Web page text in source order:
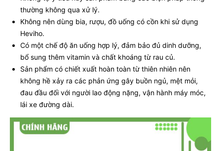
thường không qua xử lý.
Không nên dùng bia, rượu, đồ uống có cồn khi sử dụng
Heviho.
Có một chế độ ăn uống hợp lý, đảm bảo đủ dinh dưỡng,
bổ sung thêm vitamin và chất khoáng từ rau củ.
Sản phẩm có chiết xuất hoàn toàn từ thiên nhiên nên
không hề xảy ra các phản ứng gây buồn ngủ, mệt mỏi,
đau đầu đối với người lao động nặng, vận hành máy móc,
lái xe đường dài.